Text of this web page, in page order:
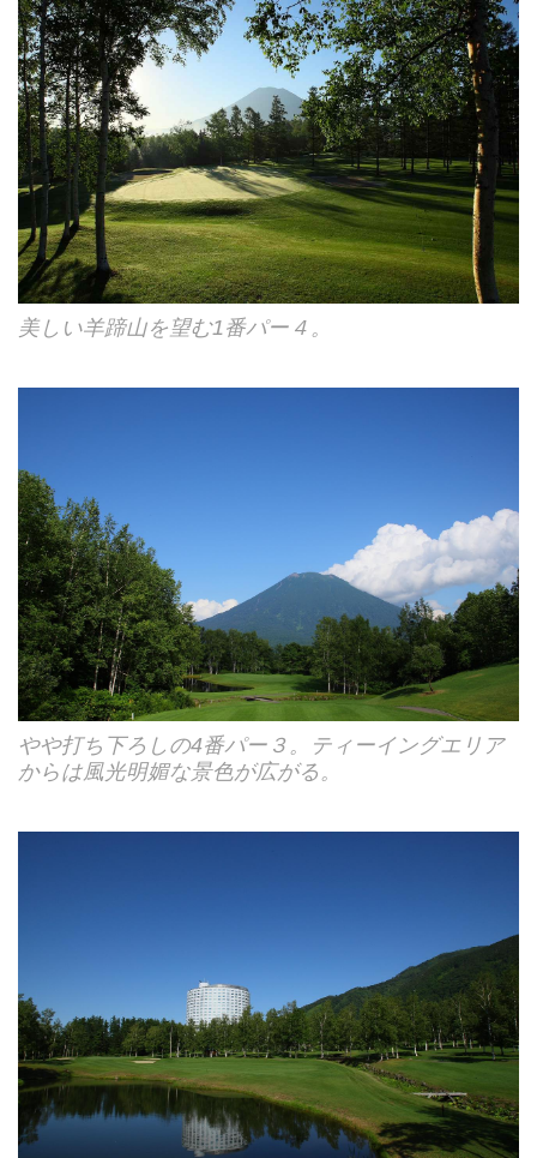
美しい羊蹄山を望む1番パー４。
やや打ち下ろしの4番パー３。ティーイングエリア
からは風光明媚な景色が広がる。